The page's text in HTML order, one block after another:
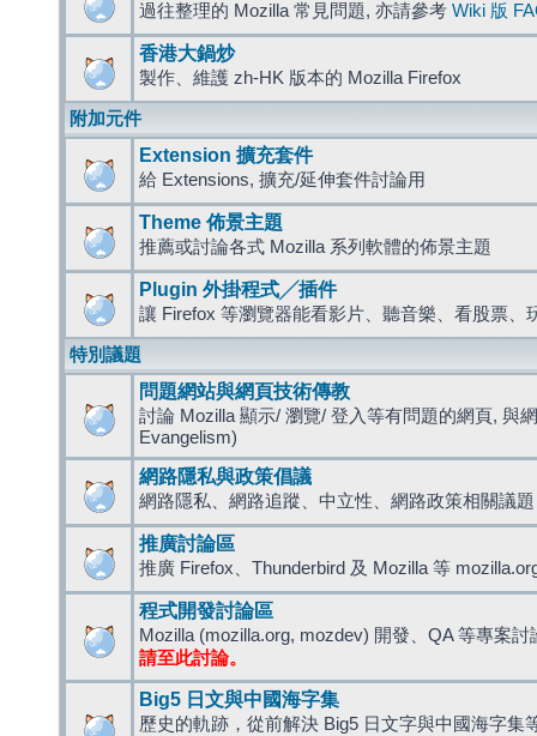
過往整理的 Mozilla 常見問題, 亦請參考 Wiki 版
香港大鍋炒
製作、維護 zh-HK 版本的 Mozilla Firefox
附加元件
Extension 擴充套件
給 Extensions, 擴充/延伸套件討論用
Theme 佈景主題
推薦或討論各式 Mozilla 系列軟體的佈景主題
Plugin 外掛程式╱插件
讓 Firefox 等瀏覽器能看影片、聽音樂、看股票、
特別議題
問題網站與網頁技術傳教
討論 Mozilla 顯示/ 瀏覽/ 登入等有問題的網頁, 與
Evangelism)
網路隱私與政策倡議
網路隱私、網路追蹤、中立性、網路政策相關議題
推廣討論區
推廣 Firefox、Thunderbird 及 Mozilla 等
程式開發討論區
Mozilla (mozilla.org, mozdev) 開發、QA 等專案討
請至此討論。
Big5 日文與中國海字集
歷史的軌跡，從前解決 Big5 日文字與中國海字集